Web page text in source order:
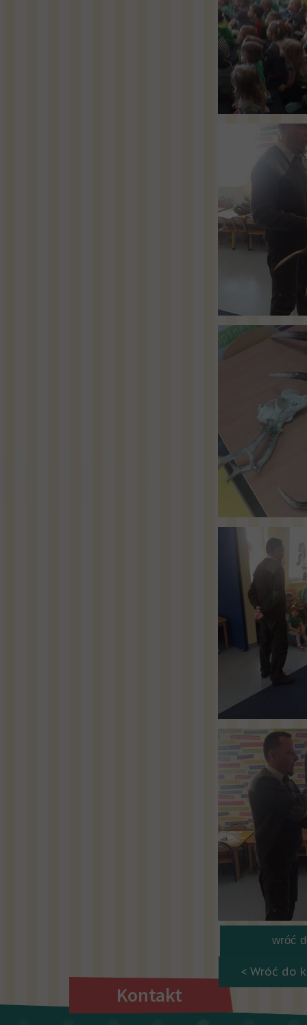
< Wróć do
Kontakt
wróć